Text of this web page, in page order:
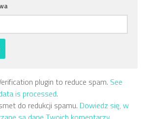
plugin to reduce spam. See
is processed.
do redukcji spamu. Dowiedz się, w